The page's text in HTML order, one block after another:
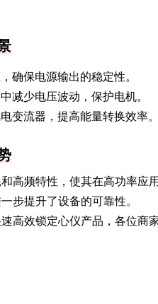
确保电源输出的稳定性。
减少电压波动，保护电机。
变流器，提高能量转换效率。
高频特性，使其在高功率应
步提升了设备的可靠性。
高效锁定心仪产品，各位商